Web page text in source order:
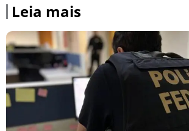
Leia mais